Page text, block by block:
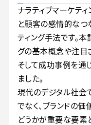
ナラティブマーケテ
と顧客の感情的な
ティング手法です。
グの基本概念や注目
そして成功事例を通
ました。
現代のデジタル社会
でなく、ブランドの
どうかが重要な要素